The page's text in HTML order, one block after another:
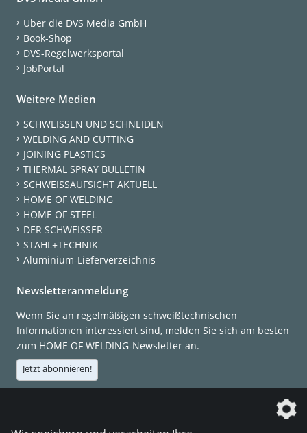
Über die DVS Media GmbH
Book-Shop
DVS-Regelwerksportal
JobPortal
Weitere Medien
SCHWEISSEN UND SCHNEIDEN
WELDING AND CUTTING
JOINING PLASTICS
THERMAL SPRAY BULLETIN
SCHWEISSAUFSICHT AKTUELL
HOME OF WELDING
HOME OF STEEL
DER SCHWEISSER
STAHL+TECHNIK
Aluminium-Lieferverzeichnis
Newsletteranmeldung
Wenn Sie an regelmäßigen schweißtechnischen
Informationen interessiert sind, melden Sie sich am besten
zum HOME OF WELDING-Newsletter an.
Jetzt abonnieren!
Die DVS Media GmbH ist ein Unternehmen der